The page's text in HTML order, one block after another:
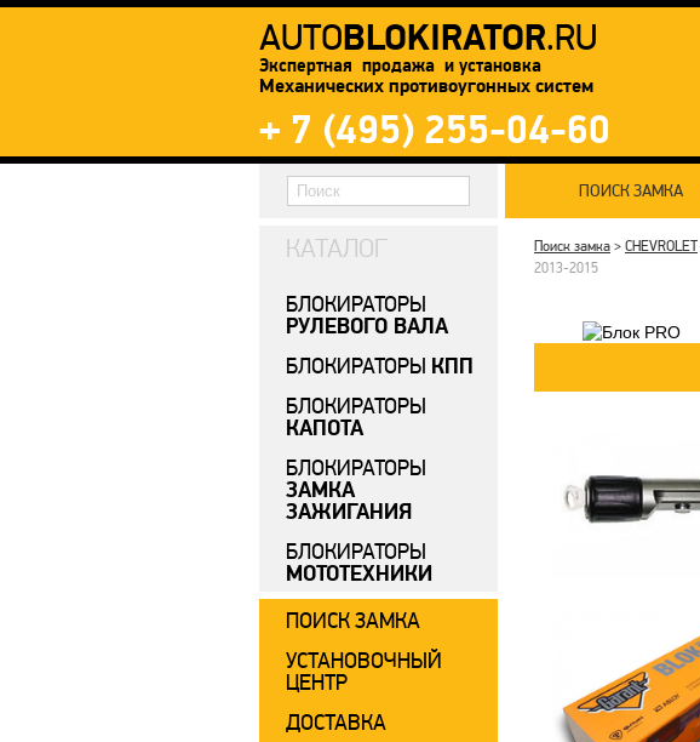
AUTOBLOKIRATOR.RU
Экспертная продажа и установка
Механических противоугонных систем
+ 7 (495) 255-04-60
ПОИСК ЗАМКА
Поиск замка > CHEVROLET
2013-2015
КАТАЛОГ
БЛОКИРАТОРЫ
РУЛЕВОГО ВАЛА
БЛОКИРАТОРЫ КПП
БЛОКИРАТОРЫ
КАПОТА
БЛОКИРАТОРЫ
ЗАМКА
ЗАЖИГАНИЯ
БЛОКИРАТОРЫ
МОТОТЕХНИКИ
ПОИСК ЗАМКА
УСТАНОВОЧНЫЙ
ЦЕНТР
ДОСТАВКА